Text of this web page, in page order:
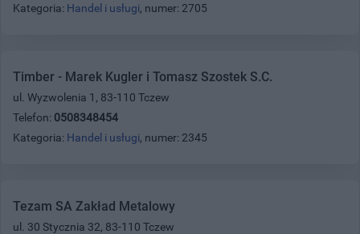
Kategoria: Handel i usługi, numer: 2705
Timber - Marek Kugler i Tomasz Szostek S.C.
ul. Wyzwolenia 1, 83-110 Tczew
Telefon: 0508348454
Kategoria: Handel i usługi, numer: 2345
Tezam SA Zakład Metalowy
ul. 30 Stycznia 32, 83-110 Tczew